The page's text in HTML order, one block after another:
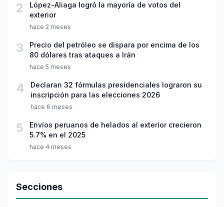
2
López-Aliaga logró la mayoría de votos del
exterior
hace 2 meses
3
Precio del petróleo se dispara por encima de los
80 dólares tras ataques a Irán
hace 5 meses
4
Declaran 32 fórmulas presidenciales lograron su
inscripción para las elecciones 2026
hace 6 meses
5
Envíos peruanos de helados al exterior crecieron
5.7% en el 2025
hace 4 meses
Secciones